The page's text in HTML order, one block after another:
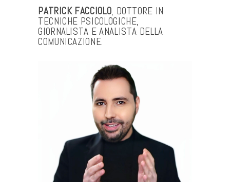
PATRICK FACCIOLO, DOTTORE IN
TECNICHE PSICOLOGICHE,
GIORNALISTA E ANALISTA DELLA
COMUNICAZIONE.